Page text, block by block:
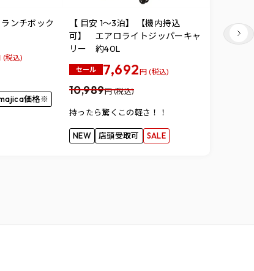
ンチボック
(税込)
価格※
【 目安 1～3泊】 【機内持込
可】 エアロライトジッパーキャ
リー 約40L
セール 7,692円 (税込)
10,989円 (税込)
持ったら驚くこの軽さ！！
NEW 店頭受取可 SALE
New
メンズ